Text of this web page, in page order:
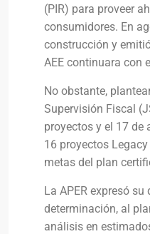
(PIR) para proveer
consumidores. En
construcción y
AEE continuara con
No obstante,
Supervisión Fiscal
proyectos y el 17 de
16 proyectos
metas del plan
La APER expresó
determinación, al
análisis en